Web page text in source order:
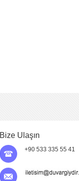
Bize Ulaşın
+90 533 335 55 41